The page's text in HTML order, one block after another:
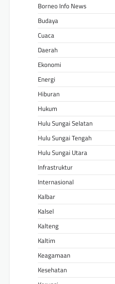
Borneo Info News
Budaya
Cuaca
Daerah
Ekonomi
Energi
Hiburan
Hukum
Hulu Sungai Selatan
Hulu Sungai Tengah
Hulu Sungai Utara
Infrastruktur
Internasional
Kalbar
Kalsel
Kalteng
Kaltim
Keagamaan
Kesehatan